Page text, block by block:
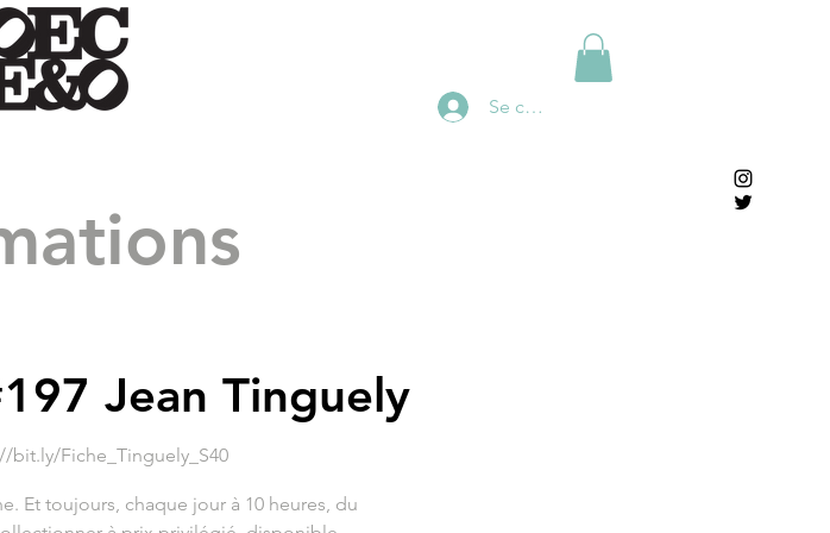
Se connecter
Jean Tinguely
bit.ly/Fiche_Tinguely_S40
Et toujours, chaque jour à 10 heures, du